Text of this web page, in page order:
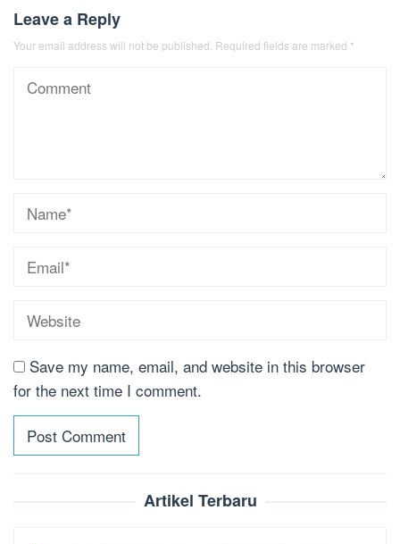
Leave a Reply
Your email address will not be published. Required fields are marked *
Save my name, email, and website in this browser
for the next time I comment.
Artikel Terbaru